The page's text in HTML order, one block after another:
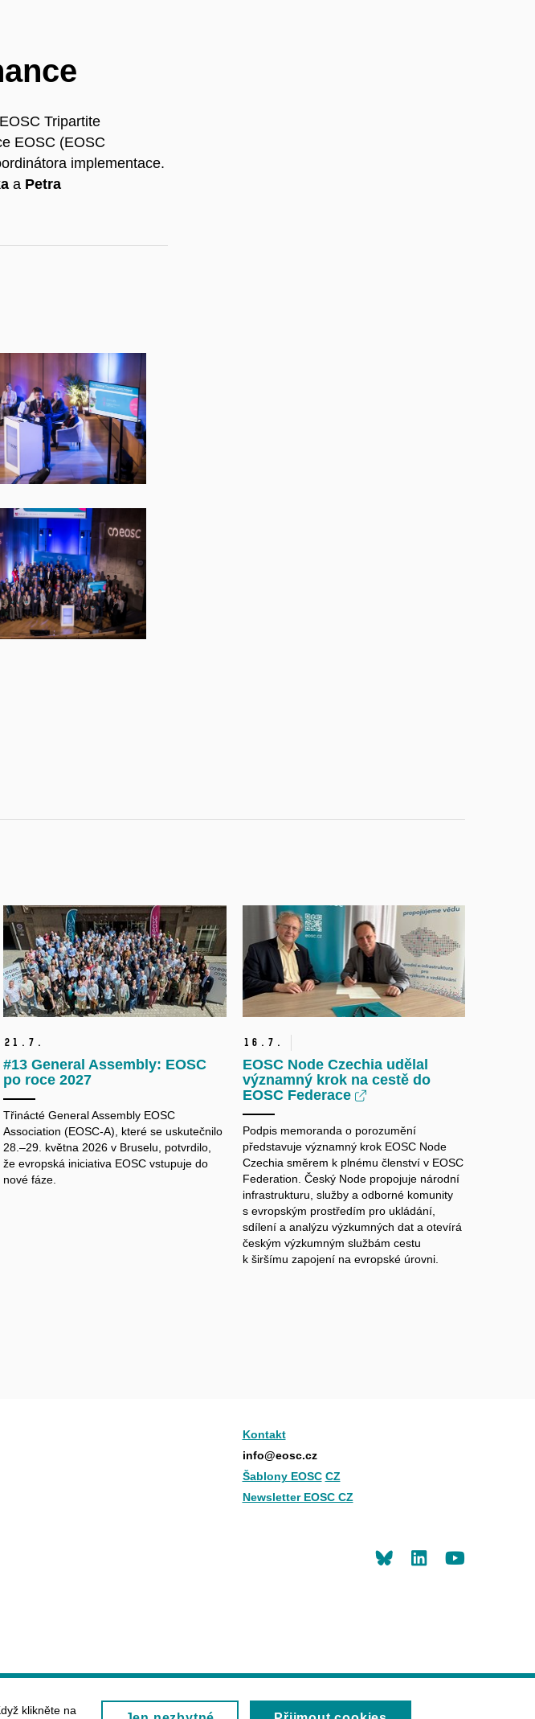
Tripartite
EOSC (EOSC
implementace.
a Petra
21. 7.
#13 General Assembly: EOSC
po roce 2027
Třinácté General Assembly EOSC
Association (EOSC-A), které se uskutečnilo
28.–29. května 2026 v Bruselu, potvrdilo,
že evropská iniciativa EOSC vstupuje do
nové fáze.
16. 7.
EOSC Node Czechia udělal
významný krok na cestě do
EOSC Federace
Podpis memoranda o porozumění
představuje významný krok EOSC Node
Czechia směrem k plnému členství v EOSC
Federation. Český Node propojuje národní
infrastrukturu, služby a odborné komunity
s evropským prostředím pro ukládání,
sdílení a analýzu výzkumných dat a otevírá
českým výzkumným službám cestu
k širšímu zapojení na evropské úrovni.
Kontakt
info@eosc.cz
Šablony EOSC CZ
Newsletter EOSC CZ
LinkedIn
klikněte na